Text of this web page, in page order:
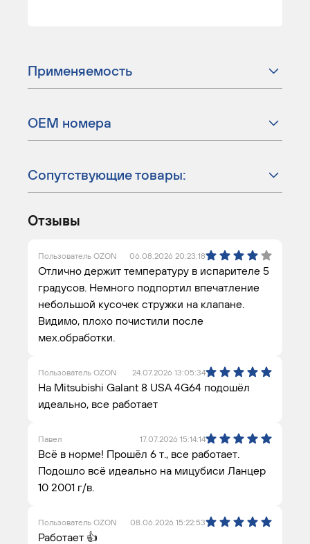
Применяемость
ОЕМ номера
Сопутствующие товары:
Отзывы
Пользователь OZON 06.08.2026 20:23:18
Отлично держит температуру в испарителе 5
градусов. Немного подпортил впечатление
небольшой кусочек стружки на клапане.
Видимо, плохо почистили после
мех.обработки.
Пользователь OZON 24.07.2026 13:05:34
На Mitsubishi Galant 8 USA 4G64 подошёл
идеально, все работает
Павел 17.07.2026 15:14:14
Всё в норме! Прошёл 6 т., все работает.
Подошло всё идеально на мицубиси Ланцер
10 2001 г/в.
Пользователь OZON 08.06.2026 15:22:53
Работает 👍